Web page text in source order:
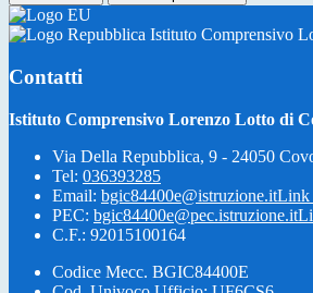
Istituto Comprensivo
Contatti
Istituto Comprensivo Lorenzo Lotto di
Via Della Repubblica, 9 - 24050
Tel: 036393285
Email: bgic84400e@istruzione.itLink
PEC: bgic84400e@pec.istruzione.it
C.F.: 92015100164
Codice Mecc. BGIC84400E